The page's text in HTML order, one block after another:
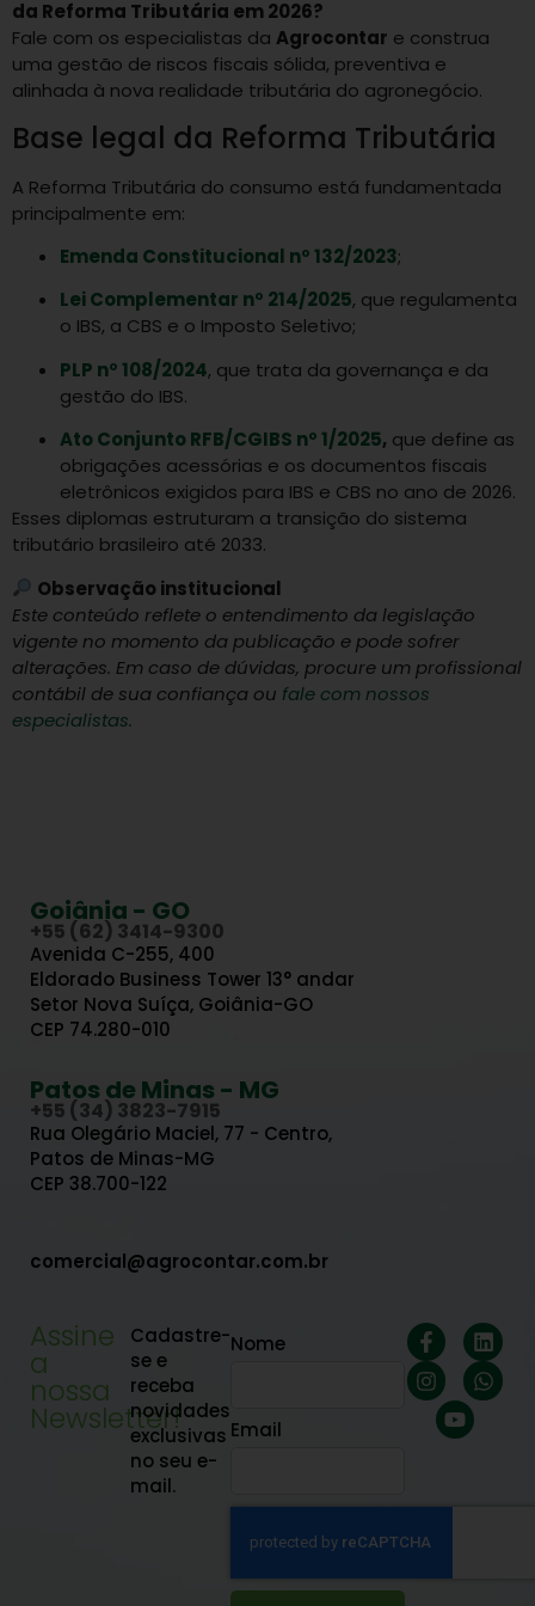
da Reforma Tributária em 2026?
Fale com os especialistas da Agrocontar e construa
uma gestão de riscos fiscais sólida, preventiva e
alinhada à nova realidade tributária do agronegócio.
Base legal da Reforma Tributária
A Reforma Tributária do consumo está fundamentada
principalmente em:
Emenda Constitucional nº 132/2023;
Lei Complementar nº 214/2025, que regulamenta
o IBS, a CBS e o Imposto Seletivo;
PLP nº 108/2024, que trata da governança e da
gestão do IBS.
Ato Conjunto RFB/CGIBS nº 1/2025, que define as
obrigações acessórias e os documentos fiscais
eletrônicos exigidos para IBS e CBS no ano de 2026.
Esses diplomas estruturam a transição do sistema
tributário brasileiro até 2033.
Observação institucional
Este conteúdo reflete o entendimento da legislação
vigente no momento da publicação e pode sofrer
alterações. Em caso de dúvidas, procure um profissional
contábil de sua confiança ou fale com nossos
especialistas.
Goiânia - GO
+55 (62) 3414-9300
Avenida C-255, 400
Eldorado Business Tower 13° andar
Setor Nova Suíça, Goiânia-GO
CEP 74.280-010
Patos de Minas - MG
+55 (34) 3823-7915
Rua Olegário Maciel, 77 - Centro,
Patos de Minas-MG
CEP 38.700-122
comercial@agrocontar.com.br
Assine
a
nossa
Newsletter!
Cadastre-
se e
receba
novidades
exclusivas
no seu e-
mail.
Nome
Email